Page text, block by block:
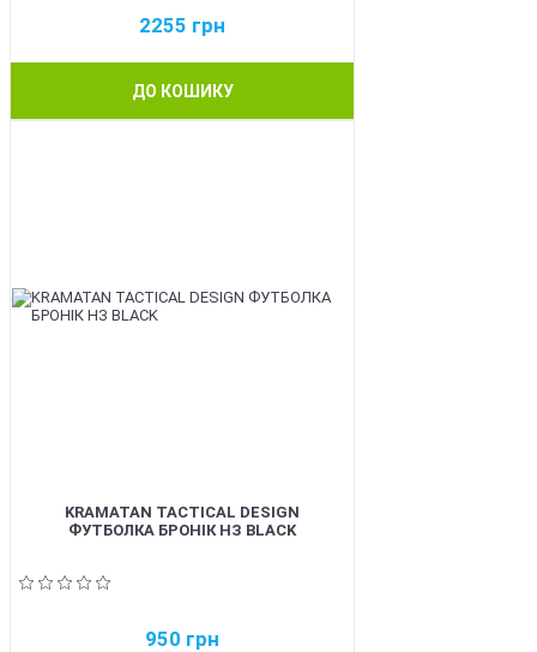
2255 грн
ДО КОШИКУ
KRAMATAN TACTICAL DESIGN
ФУТБОЛКА БРОНІК НЗ BLACK
950 грн